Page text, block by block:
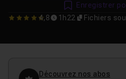
4.8333333333333
4,8 1h22 Fichiers
Enregistrer
Découvrez nos abos